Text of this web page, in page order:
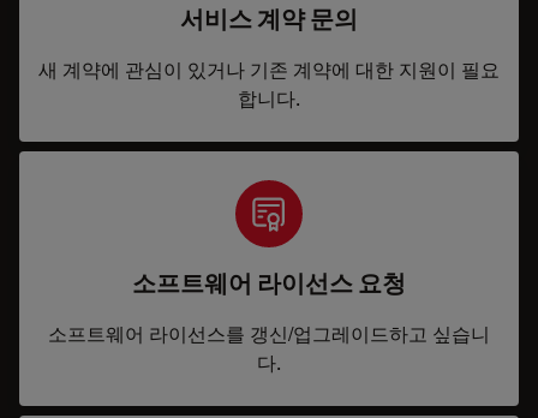
서비스 계약 문의
새 계약에 관심이 있거나 기존 계약에 대한 지원이 필요
합니다.
소프트웨어 라이선스 요청
소프트웨어 라이선스를 갱신/업그레이드하고 싶습니
다.